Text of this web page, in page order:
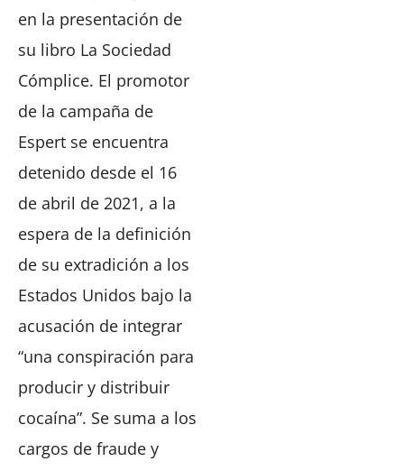
en la presentación de
su libro La Sociedad
Cómplice. El promotor
de la campaña de
Espert se encuentra
detenido desde el 16
de abril de 2021, a la
espera de la definición
de su extradición a los
Estados Unidos bajo la
acusación de integrar
“una conspiración para
producir y distribuir
cocaína”. Se suma a los
cargos de fraude y